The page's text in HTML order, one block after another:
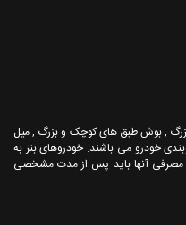
, بوش طبق های کوچک و بزرگ , میل
خودرو می باشند. خودروهای بنز به
مصرفی آنها باید پس از مدت مشخصی